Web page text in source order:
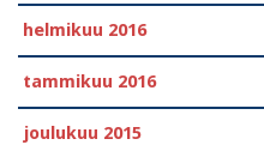
helmikuu 2016
tammikuu 2016
joulukuu 2015